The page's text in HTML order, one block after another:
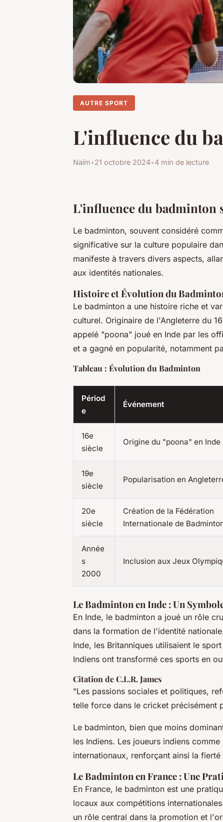
AUTRE SPORT
L'influence du
Naïm•21 octobre 2024•4 min de lecture
L'influence du badminton
Le badminton, souvent considéré
significative sur la culture populaire
manifeste à travers divers aspects,
aux identités nationales.
Histoire et Évolution du
Le badminton a une histoire riche et
culturel. Originaire de l'Angleterre du
appelé "poona" joué en Inde par les
et a gagné en popularité, notamment
Tableau : Évolution du Badminton
Périod
e
Événement
16e
siècle
Origine du "poona" en Inde
19e
siècle
Popularisation en
20e
siècle
Création de la Fédération
Internationale de
Année
s
2000
Inclusion aux Jeux
Le Badminton en Inde : Un
En Inde, le badminton a joué un rôle
dans la formation de l'identité
Inde, les Britanniques utilisaient le
Indiens ont transformé ces sports en
Citation de C.L.R. James
"Les passions sociales et politiques,
telle force dans le cricket précisément
Le badminton, bien que moins
les Indiens. Les joueurs indiens
internationaux, renforçant ainsi la
Le Badminton en France : Une
En France, le badminton est une
locaux aux compétitions
un rôle central dans la promotion et